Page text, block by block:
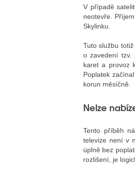
V případě
neotevře.
Skylinku.
Tuto službu
o zavedení tzv.
karet a provoz
Poplatek
korun měsíčně.
Nelze
Tento příběh
televize není v
úplně bez
rozlišení, je